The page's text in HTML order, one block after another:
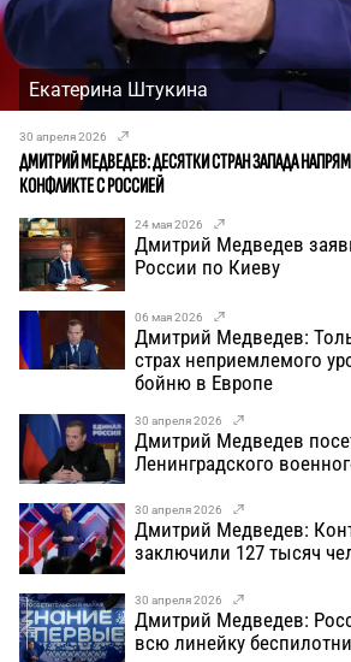
Екатерина Штукина
30 апреля 2026
ДМИТРИЙ МЕДВЕДЕВ: ДЕСЯТКИ СТРАН ЗАПАДА
КОНФЛИКТЕ С РОССИЕЙ
24 мая 2026
Дмитрий Медведев
России по Киеву
06 мая 2026
Дмитрий Медведев:
страх неприемлемого
бойню в Европе
30 апреля 2026
Дмитрий Медведев
Ленинградского
30 апреля 2026
Дмитрий Медведев:
заключили 127 тысяч
30 апреля 2026
Дмитрий Медведев:
всю линейку